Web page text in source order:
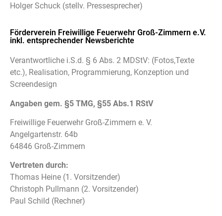
Holger Schuck (stellv. Pressesprecher)
Förderverein Freiwillige Feuerwehr Groß-Zimmern e.V.
inkl. entsprechender Newsberichte
Verantwortliche i.S.d. § 6 Abs. 2 MDStV: (Fotos,Texte
etc.), Realisation, Programmierung, Konzeption und
Screendesign
Angaben gem. §5 TMG, §55 Abs.1 RStV
Freiwillige Feuerwehr Groß-Zimmern e. V.
Angelgartenstr. 64b
64846 Groß-Zimmern
Vertreten durch:
Thomas Heine (1. Vorsitzender)
Christoph Pullmann (2. Vorsitzender)
Paul Schild (Rechner)